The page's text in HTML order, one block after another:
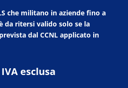
che militano in aziende fino a
da ritersi valido solo se la
dal CCNL applicato in
IVA esclusa